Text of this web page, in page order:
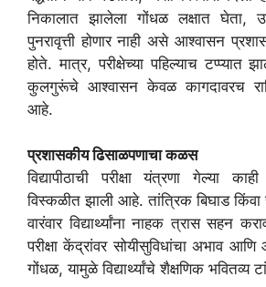
निकालात झालेला गोंधळ लक्षात घेता,
पुनरावृत्ती होणार नाही असे आश्वासन
होते. मात्र, परीक्षेच्या पहिल्याच टप्प्यात
कुलगुरूंचे आश्वासन केवळ कागदावरच
आहे.
प्रशासकीय ढिसाळपणाचा कळस
विद्यापीठाची परीक्षा यंत्रणा गेल्या
विस्कळीत झाली आहे. तांत्रिक बिघाड किंवा
वारंवार विद्यार्थ्यांना नाहक त्रास सहन
परीक्षा केंद्रांवर सोयीसुविधांचा अभाव
गोंधळ, यामुळे विद्यार्थ्यांचे शैक्षणिक भवितव्य